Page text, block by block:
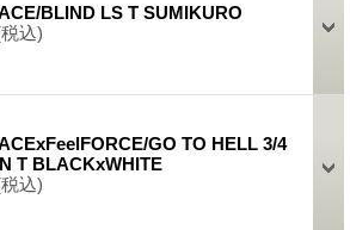
BLIND LS T SUMIKURO
込)
GO TO HELL 3/4
T BLACKxWHITE
込)